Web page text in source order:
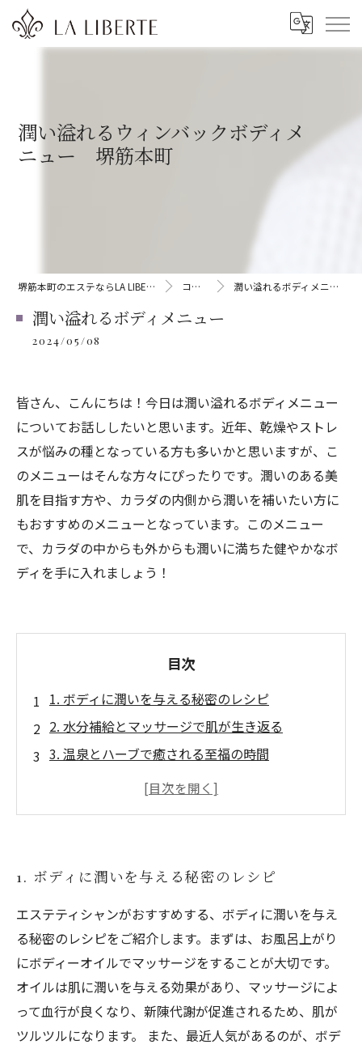
潤い溢れるウィンバックボディメ
ニュー 堺筋本町
堺筋本町のエステならLA LIBERTE コラム 潤い溢れるボディメニュー
潤い溢れるボディメニュー
2024/05/08
皆さん、こんにちは！今日は潤い溢れるボディメニュー
についてお話ししたいと思います。近年、乾燥やストレ
スが悩みの種となっている方も多いかと思いますが、こ
のメニューはそんな方々にぴったりです。潤いのある美
肌を目指す方や、カラダの内側から潤いを補いたい方に
もおすすめのメニューとなっています。このメニュー
で、カラダの中からも外からも潤いに満ちた健やかなボ
ディを手に入れましょう！
目次
1. ボディに潤いを与える秘密のレシピ
2. 水分補給とマッサージで肌が生き返る
3. 温泉とハーブで癒される至福の時間
4. 毎日のシャワータイムも美肌ケアのチャンス
1. ボディに潤いを与える秘密のレシピ
エステティシャンがおすすめする、ボディに潤いを与え
る秘密のレシピをご紹介します。まずは、お風呂上がり
にボディーオイルでマッサージをすることが大切です。
オイルは肌に潤いを与える効果があり、マッサージによ
って血行が良くなり、新陳代謝が促進されるため、肌が
ツルツルになります。 また、最近人気があるのが、ボデ